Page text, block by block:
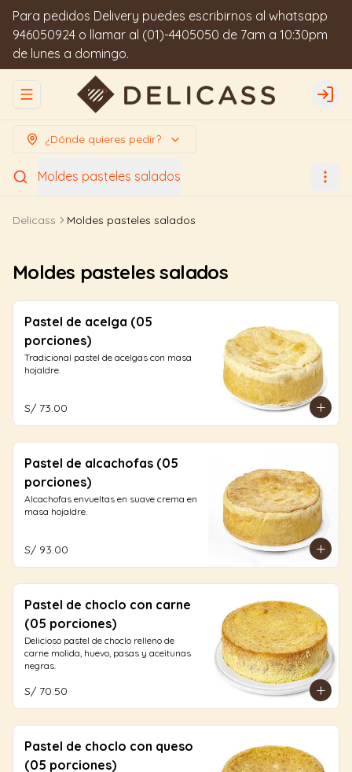
Para pedidos Delivery puedes escribirnos al whatsapp
946050924 o llamar al (01)-4405050 de 7am a 10:30pm
de lunes a domingo.
Abrir menu de navegación Login
¿Dónde quieres pedir?
Moldes pasteles salados
Delicass Moldes pasteles salados
Moldes pasteles salados
Pastel de acelga (05
porciones)
Tradicional pastel de acelgas con masa
hojaldre.
S/ 73.00
Pastel de alcachofas (05
porciones)
Alcachofas envueltas en suave crema en
masa hojaldre.
S/ 93.00
Pastel de choclo con carne
(05 porciones)
Delicioso pastel de choclo relleno de
carne molida, huevo, pasas y aceitunas
negras.
S/ 70.50
Pastel de choclo con queso
(05 porciones)